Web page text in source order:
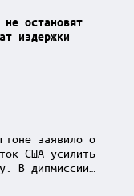
остановят
издержки
заявило о
США усилить
В дипмиссии…